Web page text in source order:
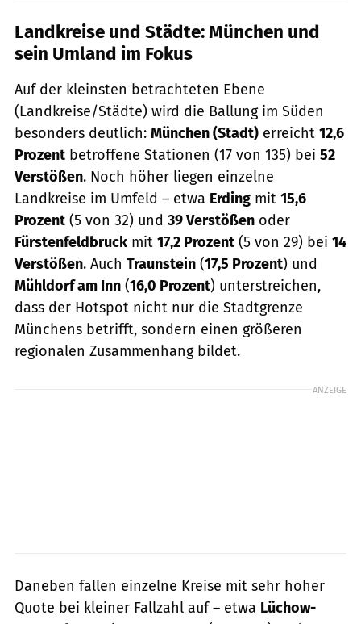
Landkreise und Städte: München und
sein Umland im Fokus
Auf der kleinsten betrachteten Ebene
(Landkreise/Städte) wird die Ballung im Süden
besonders deutlich: München (Stadt) erreicht 12,6
Prozent betroffene Stationen (17 von 135) bei 52
Verstößen. Noch höher liegen einzelne
Landkreise im Umfeld – etwa Erding mit 15,6
Prozent (5 von 32) und 39 Verstößen oder
Fürstenfeldbruck mit 17,2 Prozent (5 von 29) bei 14
Verstößen. Auch Traunstein (17,5 Prozent) und
Mühldorf am Inn (16,0 Prozent) unterstreichen,
dass der Hotspot nicht nur die Stadtgrenze
Münchens betrifft, sondern einen größeren
regionalen Zusammenhang bildet.
ANZEIGE
Daneben fallen einzelne Kreise mit sehr hoher
Quote bei kleiner Fallzahl auf – etwa Lüchow-